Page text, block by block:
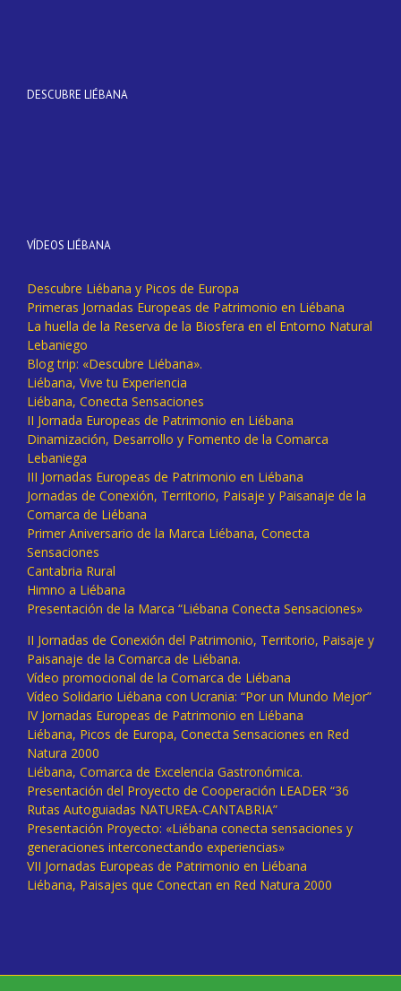
DESCUBRE LIÉBANA
VÍDEOS LIÉBANA
Descubre Liébana y Picos de Europa
Primeras Jornadas Europeas de Patrimonio en Liébana
La huella de la Reserva de la Biosfera en el Entorno Natural
Lebaniego
Blog trip: «Descubre Liébana».
Liébana, Vive tu Experiencia
Liébana, Conecta Sensaciones
II Jornada Europeas de Patrimonio en Liébana
Dinamización, Desarrollo y Fomento de la Comarca
Lebaniega
III Jornadas Europeas de Patrimonio en Liébana
Jornadas de Conexión, Territorio, Paisaje y Paisanaje de la
Comarca de Liébana
Primer Aniversario de la Marca Liébana, Conecta
Sensaciones
Cantabria Rural
Himno a Liébana
Presentación de la Marca “Liébana Conecta Sensaciones»
II Jornadas de Conexión del Patrimonio, Territorio, Paisaje y
Paisanaje de la Comarca de Liébana.
Vídeo promocional de la Comarca de Liébana
Vídeo Solidario Liébana con Ucrania: “Por un Mundo Mejor”
IV Jornadas Europeas de Patrimonio en Liébana
Liébana, Picos de Europa, Conecta Sensaciones en Red
Natura 2000
Liébana, Comarca de Excelencia Gastronómica.
Presentación del Proyecto de Cooperación LEADER “36
Rutas Autoguiadas NATUREA-CANTABRIA”
Presentación Proyecto: «Liébana conecta sensaciones y
generaciones interconectando experiencias»
VII Jornadas Europeas de Patrimonio en Liébana
Liébana, Paisajes que Conectan en Red Natura 2000